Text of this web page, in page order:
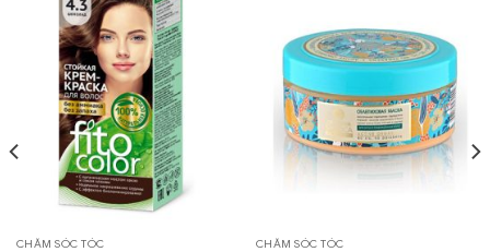
CHĂM SÓC TÓC CHĂM SÓC TÓC